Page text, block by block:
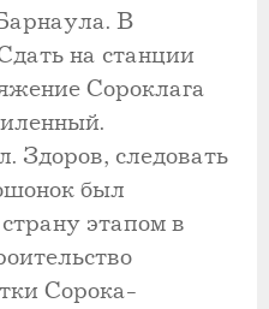
В
на станции
Сороклага
Здоров, следовать
был
этапом в
Сорока-